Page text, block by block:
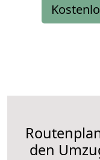
den